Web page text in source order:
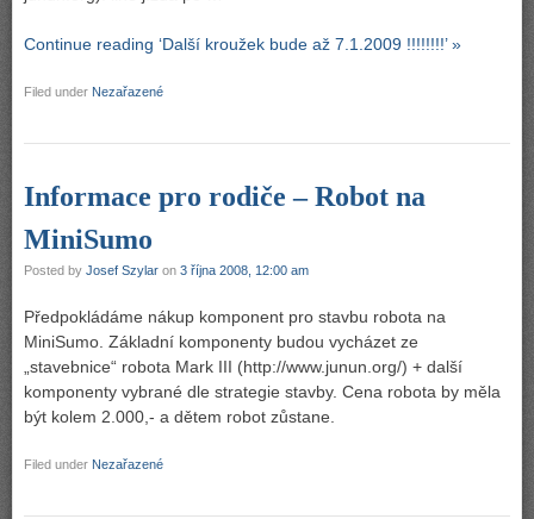
Continue reading ‘Další kroužek bude až 7.1.2009 !!!!!!!!’ »
Filed under Nezařazené
Informace pro rodiče – Robot na
MiniSumo
Posted by Josef Szylar on 3 října 2008, 12:00 am
Předpokládáme nákup komponent pro stavbu robota na
MiniSumo. Základní komponenty budou vycházet ze
„stavebnice“ robota Mark III (http://www.junun.org/) + další
komponenty vybrané dle strategie stavby. Cena robota by měla
být kolem 2.000,- a dětem robot zůstane.
Filed under Nezařazené